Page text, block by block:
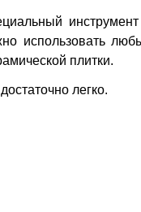
использовать
плитки.
легко.